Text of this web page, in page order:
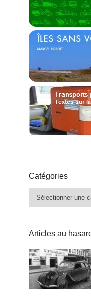
Catégories
Catégories
Articles au hasard